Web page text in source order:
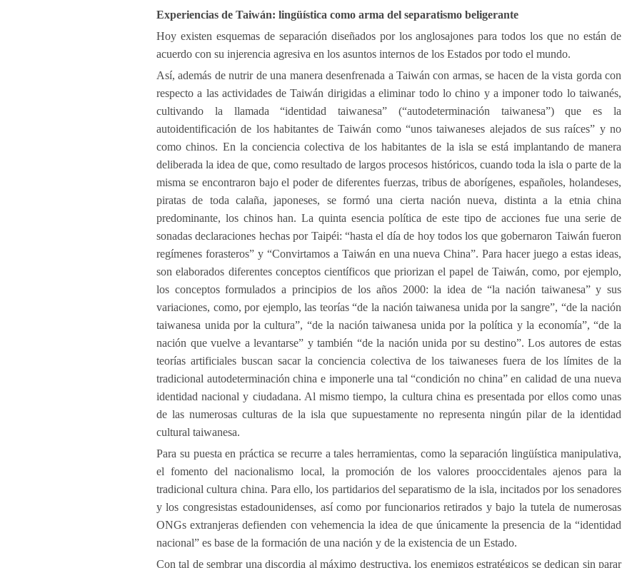
Experiencias de Taiwán: lingüística como arma del separatismo beligerante
Hoy existen esquemas de separación diseñados por los anglosajones para todos los que no están de
acuerdo con su injerencia agresiva en los asuntos internos de los Estados por todo el mundo.
Así, además de nutrir de una manera desenfrenada a Taiwán con armas, se hacen de la vista gorda con
respecto a las actividades de Taiwán dirigidas a eliminar todo lo chino y a imponer todo lo taiwanés,
cultivando la llamada “identidad taiwanesa” (“autodeterminación taiwanesa”) que es la
autoidentificación de los habitantes de Taiwán como “unos taiwaneses alejados de sus raíces” y no
como chinos. En la conciencia colectiva de los habitantes de la isla se está implantando de manera
deliberada la idea de que, como resultado de largos procesos históricos, cuando toda la isla o parte de la
misma se encontraron bajo el poder de diferentes fuerzas, tribus de aborígenes, españoles, holandeses,
piratas de toda calaña, japoneses, se formó una cierta nación nueva, distinta a la etnia china
predominante, los chinos han. La quinta esencia política de este tipo de acciones fue una serie de
sonadas declaraciones hechas por Taipéi: “hasta el día de hoy todos los que gobernaron Taiwán fueron
regímenes forasteros” y “Convirtamos a Taiwán en una nueva China”. Para hacer juego a estas ideas,
son elaborados diferentes conceptos científicos que priorizan el papel de Taiwán, como, por ejemplo,
los conceptos formulados a principios de los años 2000: la idea de “la nación taiwanesa” y sus
variaciones, como, por ejemplo, las teorías “de la nación taiwanesa unida por la sangre”, “de la nación
taiwanesa unida por la cultura”, “de la nación taiwanesa unida por la política y la economía”, “de la
nación que vuelve a levantarse” y también “de la nación unida por su destino”. Los autores de estas
teorías artificiales buscan sacar la conciencia colectiva de los taiwaneses fuera de los límites de la
tradicional autodeterminación china e imponerle una tal “condición no china” en calidad de una nueva
identidad nacional y ciudadana. Al mismo tiempo, la cultura china es presentada por ellos como unas
de las numerosas culturas de la isla que supuestamente no representa ningún pilar de la identidad
cultural taiwanesa.
Para su puesta en práctica se recurre a tales herramientas, como la separación lingüística manipulativa,
el fomento del nacionalismo local, la promoción de los valores prooccidentales ajenos para la
tradicional cultura china. Para ello, los partidarios del separatismo de la isla, incitados por los senadores
y los congresistas estadounidenses, así como por funcionarios retirados y bajo la tutela de numerosas
ONGs extranjeras defienden con vehemencia la idea de que únicamente la presencia de la “identidad
nacional” es base de la formación de una nación y de la existencia de un Estado.
Con tal de sembrar una discordia al máximo destructiva, los enemigos estratégicos se dedican sin parar